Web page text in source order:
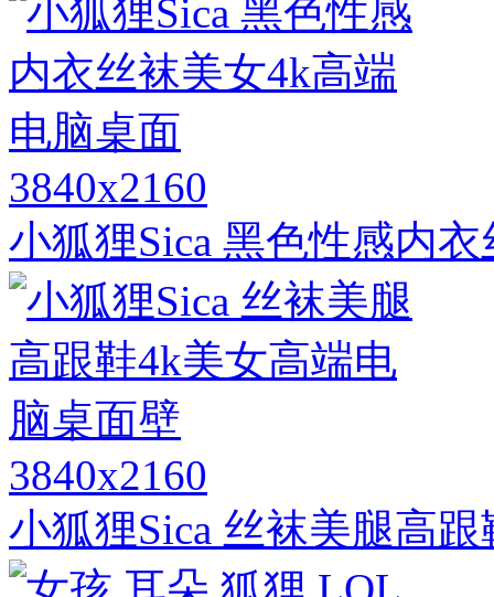
3840x2160
小狐狸Sica 黑色性感内
3840x2160
小狐狸Sica 丝袜美腿高